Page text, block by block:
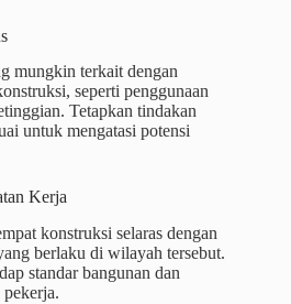
mungkin terkait dengan
seperti penggunaan
Tetapkan tindakan
untuk mengatasi potensi
Kerja
konstruksi selaras dengan
berlaku di wilayah tersebut.
standar bangunan dan
pekerja.